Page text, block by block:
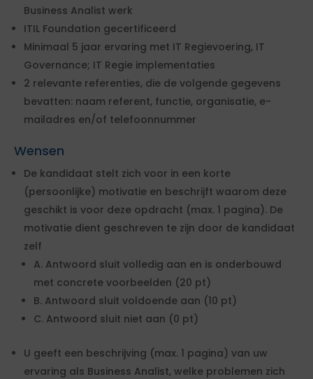
Business Analist werk
ITIL Foundation gecertificeerd
Minimaal 5 jaar ervaring met IT Regievoering, IT
Governance; IT Regie implementaties
2 relevante referenties, die de volgende gegevens
bevatten: naam referent, functie, organisatie, e-
mailadres en/of telefoonnummer
Wensen
De kandidaat stelt zich voor in een korte
(persoonlijke) motivatie en beschrijft waarom deze
geschikt is voor deze opdracht (max. 1 pagina). De
motivatie dient geschreven te zijn door de kandidaat
zelf
A. Antwoord sluit volledig aan en is onderbouwd
met concrete voorbeelden (20 pt)
B. Antwoord sluit voldoende aan (10 pt)
C. Antwoord sluit niet aan (0 pt)
U geeft een beschrijving (max. 1 pagina) van uw
ervaring als Business Analist, welke problemen zich